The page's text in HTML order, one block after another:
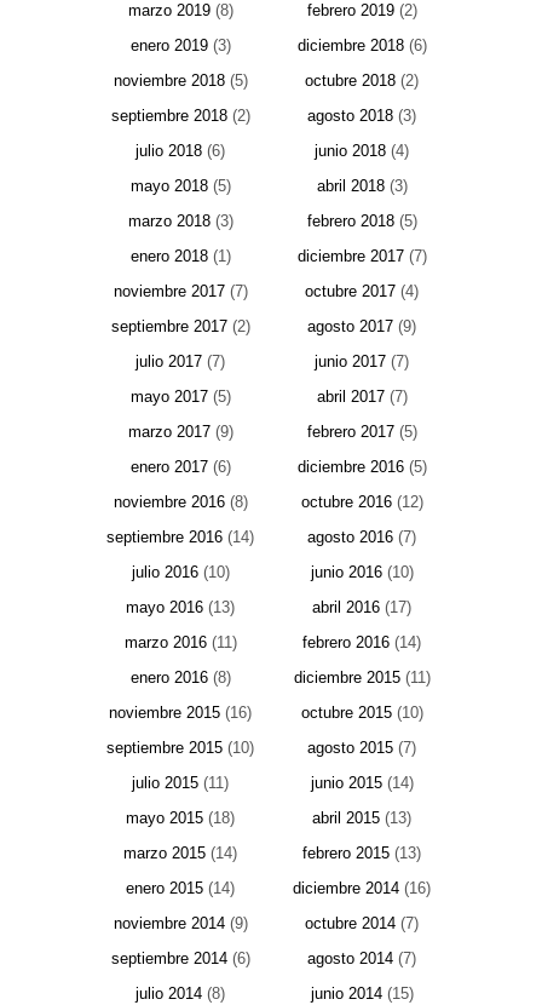
marzo 2019(8) febrero 2019(2)
enero 2019(3) diciembre 2018(6)
noviembre 2018(5) octubre 2018 (2)
septiembre 2018(2) agosto 2018 (3)
julio 2018 (6) junio 2018 (4)
mayo 2018(5) abril 2018(3)
marzo 2018(3) febrero 2018(5)
enero 2018(1) diciembre 2017(7)
noviembre 2017(7) octubre 2017 (4)
septiembre 2017(2) agosto 2017 (9)
julio 2017 (7) junio 2017 (7)
mayo 2017(5) abril 2017(7)
marzo 2017(9) febrero 2017(5)
enero 2017(6) diciembre 2016(5)
noviembre 2016(8) octubre 2016(12)
septiembre 2016 (14) agosto 2016 (7)
julio 2016(10) junio 2016(10)
mayo 2016 (13) abril 2016 (17)
marzo 2016(11) febrero 2016 (14)
enero 2016(8) diciembre 2015(11)
noviembre 2015 (16) octubre 2015(10)
septiembre 2015 (10) agosto 2015 (7)
julio 2015 (11) junio 2015(14)
mayo 2015 (18) abril 2015 (13)
marzo 2015 (14) febrero 2015 (13)
enero 2015 (14) diciembre 2014 (16)
noviembre 2014(9) octubre 2014 (7)
septiembre 2014(6) agosto 2014 (7)
julio 2014 (8) junio 2014(15)